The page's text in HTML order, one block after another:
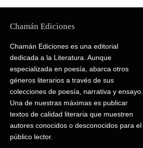
Chamán Ediciones
Chamán Ediciones es una editorial
dedicada a la Literatura. Aunque
especializada en poesía, abarca otros
géneros literarios a través de sus
colecciones de poesía, narrativa y ensayo.
Una de nuestras máximas es publicar
textos de calidad literaria que muestren
autores conocidos o desconocidos para el
público lector.